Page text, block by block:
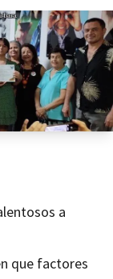
a
que factores